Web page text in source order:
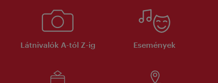
Látnivalók A-tól Z-ig Események